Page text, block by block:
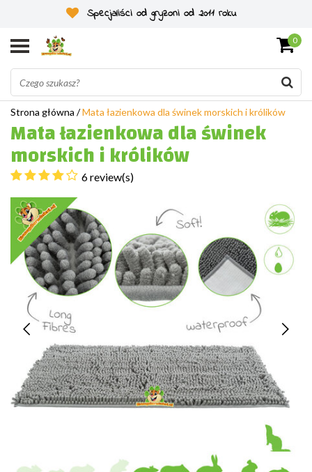
Specjaliści od gryzoni od 2011 roku
0
Strona główna /Mata łazienkowa dla świnek morskich i królików
Mata łazienkowa dla świnek
morskich i królików
6 review(s)